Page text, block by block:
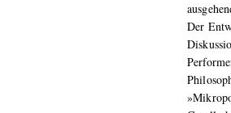
Der